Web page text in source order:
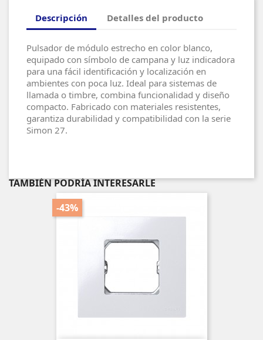
Descripción Detalles del producto
Pulsador de módulo estrecho en color blanco,
equipado con símbolo de campana y luz indicadora
para una fácil identificación y localización en
ambientes con poca luz. Ideal para sistemas de
llamada o timbre, combina funcionalidad y diseño
compacto. Fabricado con materiales resistentes,
garantiza durabilidad y compatibilidad con la serie
Simon 27.
TAMBIÉN PODRÍA INTERESARLE
-43%